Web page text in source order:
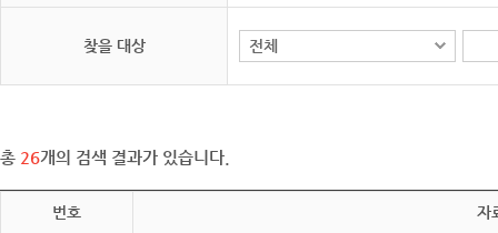
찾을 대상
총 26개의 검색 결과가 있습니다.
번호 자